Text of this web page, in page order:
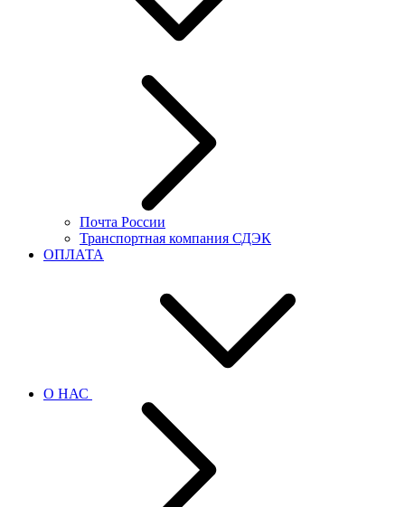
Почта России
Транспортная компания СДЭК
ОПЛАТА
О НАС